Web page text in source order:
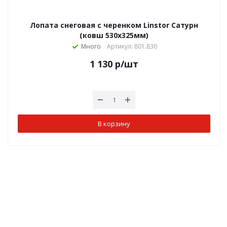
Лопата снеговая с черенком Linstor Сатурн
(ковш 530х325мм)
Много Артикул: 801.830
1 130 р/шт
В корзину